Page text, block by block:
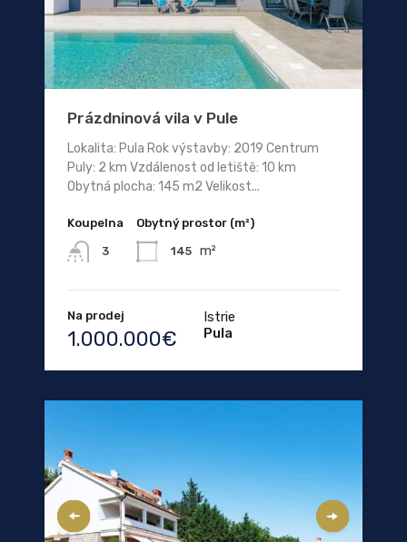
Prázdninová vila v Pule
Lokalita: Pula Rok výstavby: 2019 Centrum
Puly: 2 km Vzdálenost od letiště: 10 km
Obytná plocha: 145 m2 Velikost...
Koupelna
3
Obytný prostor (m²)
145 m²
Na prodej
1.000.000€
Istrie
Pula